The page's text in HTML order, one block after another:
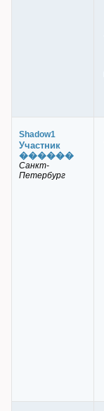
Shadow1
Участник
������
Санкт-
Петербург